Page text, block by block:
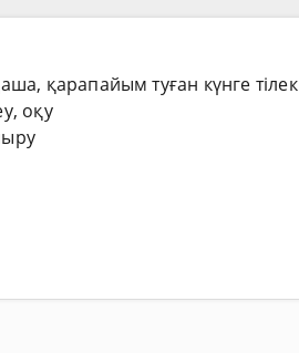
қарапайым туған күнге тілек
оқу